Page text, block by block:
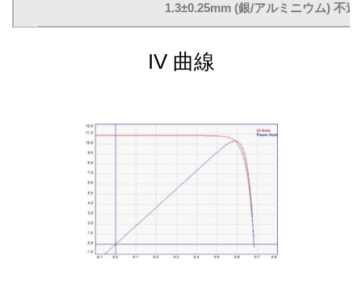
1.3±0.25mm (銀/アルミニウム) 不
IV 曲線